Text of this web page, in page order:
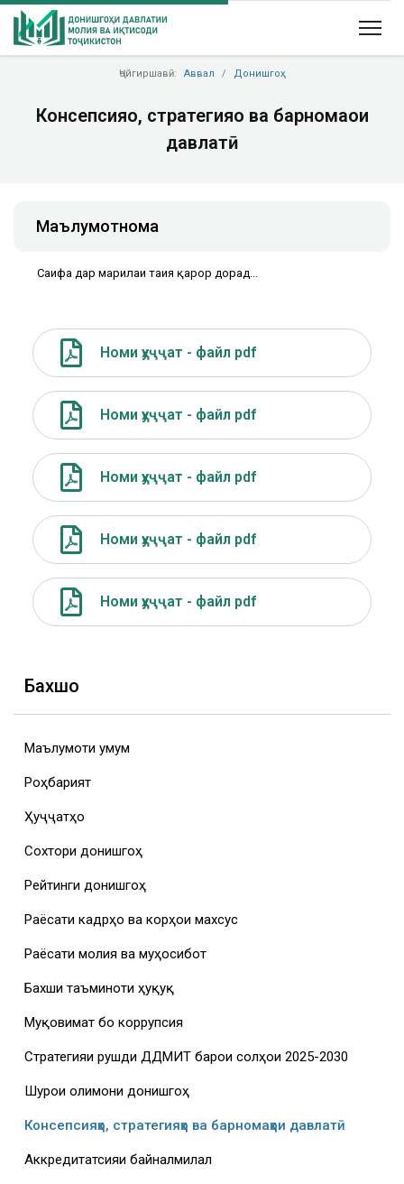
Ҷойгиршавӣ: Аввал Донишгоҳ
Консепсияҳо, стратегияҳо ва барномаҳои
давлатӣ
Маълумотнома
Саҳифа дар марҳилаи таҳия қарор дорад...
Номи ҳуҷҷат - файл pdf
Номи ҳуҷҷат - файл pdf
Номи ҳуҷҷат - файл pdf
Номи ҳуҷҷат - файл pdf
Номи ҳуҷҷат - файл pdf
Бахшҳо
Маълумоти умумӣ
Роҳбарият
Ҳуҷҷатҳо
Сохтори донишгоҳ
Рейтинги донишгоҳ
Раёсати кадрҳо ва корҳои махсус
Раёсати молия ва муҳосибот
Бахши таъминоти ҳуқуқӣ
Муқовимат бо коррупсия
Стратегияи рушди ДДМИТ барои солҳои 2025-2030
Шурои олимони донишгоҳ
Консепсияҳо, стратегияҳо ва барномаҳои давлатӣ
Аккредитатсияи байналмилалӣ